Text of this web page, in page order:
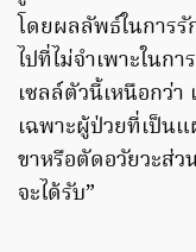
โดยผลลัพธ์ในการรั
ไปที่ไม่จำเพาะในก
เซลล์ตัวนี้เหนือกว่า
เฉพาะผู้ป่วยที่เป็น
ขาหรือตัดอวัยวะส่
จะได้รับ”